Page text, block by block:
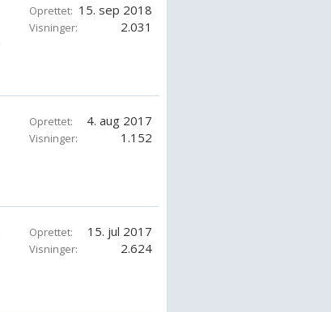
Oprettet: 15. sep 2018
Visninger: 2.031
Oprettet: 4. aug 2017
Visninger: 1.152
Oprettet: 15. jul 2017
Visninger: 2.624